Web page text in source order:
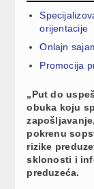
orijentacije
Onlajn
Promocija
„Put do
obuka koju
pokrenu
rizike
sklonosti i
preduzeća.